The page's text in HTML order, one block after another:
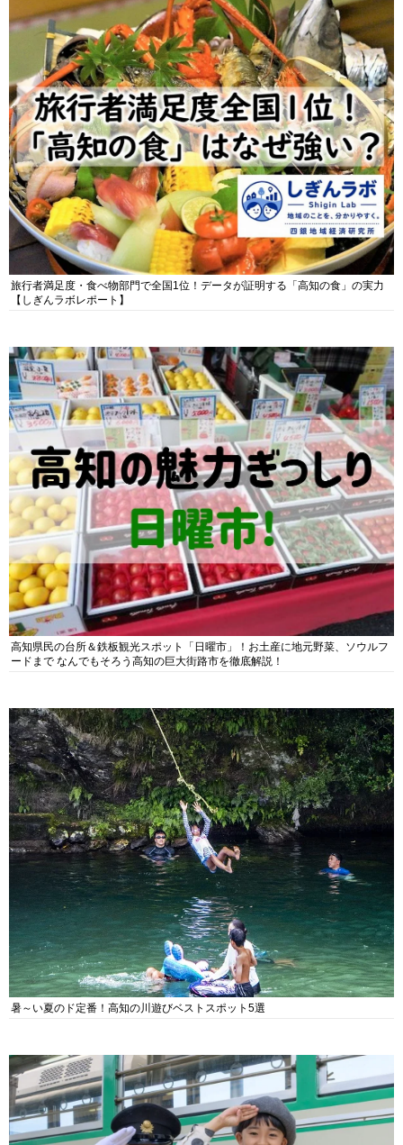
旅行者満足度・食べ物部門で全国1位！データが証明する「高知の食」の実力
【しぎんラボレポート】
高知県民の台所＆鉄板観光スポット「日曜市」！お土産に地元野菜、ソウルフ
ードまで なんでもそろう高知の巨大街路市を徹底解説！
暑～い夏のド定番！高知の川遊びベストスポット5選